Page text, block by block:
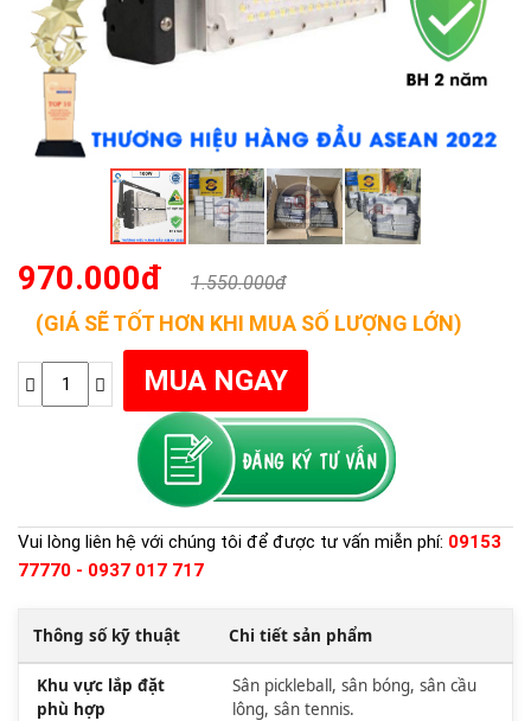
970.000đ 1.550.000đ
(GIÁ SẼ TỐT HƠN KHI MUA SỐ LƯỢNG LỚN)
Vui lòng liên hệ với chúng tôi để được tư vấn miễn phí: 09153
77770 - 0937 017 717
Thông số kỹ thuật Chi tiết sản phẩm
Khu vực lắp đặt
phù hợp
Sân pickleball, sân bóng, sân cầu
lông, sân tennis.